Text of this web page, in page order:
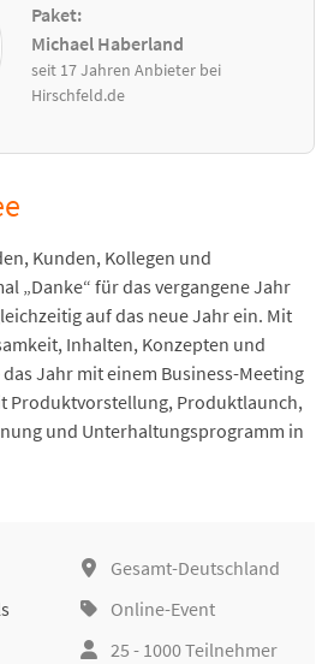
Paket:
Michael Haberland
seit 17 Jahren Anbieter bei
Hirschfeld.de
Kunden, Kollegen und
„Danke“ für das vergangene Jahr
auf das neue Jahr ein. Mit
Inhalten, Konzepten und
Jahr mit einem Business-Meeting
Produktvorstellung, Produktlaunch,
und Unterhaltungsprogramm in
Gesamt-Deutschland
Online-Event
25 - 1000 Teilnehmer